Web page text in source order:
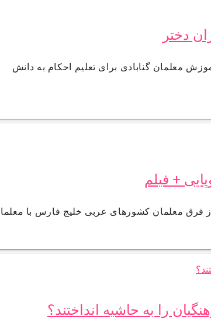
دختر
معلمان گنابادی برای تعلیم احکام به دانش
+ فیلم
فرق معلمان کشورهای عربی خلیج فارس با